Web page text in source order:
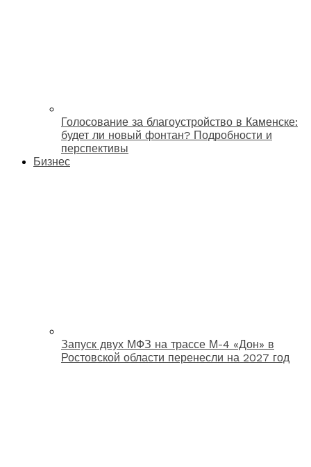
Голосование за благоустройство в Каменске:
будет ли новый фонтан? Подробности и
перспективы
Бизнес
Запуск двух МФЗ на трассе М-4 «Дон» в
Ростовской области перенесли на 2027 год